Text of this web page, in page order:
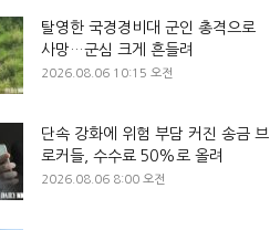
탈영한 국경경비대 군인 총격으로
사망…군심 크게 흔들려
2026.08.06 10:15 오전
단속 강화에 위험 부담 커진 송금 브
로커들, 수수료 50%로 올려
2026.08.06 8:00 오전